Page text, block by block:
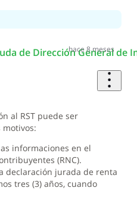
de Dirección General de
hace 8 meses
al RST puede ser
informaciones en el
(RNC).
declaración jurada de renta
tres (3) años, cuando